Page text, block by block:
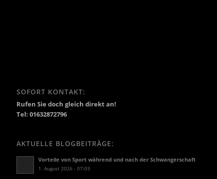
SOFORT KONTAKT:
Rufen Sie doch gleich direkt an!
Tel: 01632872796
AKTUELLE BLOGBEITRÄGE:
Vorteile von Sport während und nach der Schwangerschaft
1. August 2026 - 07:03